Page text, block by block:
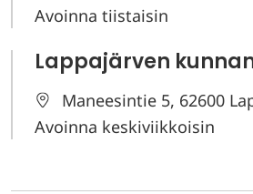
Avoinna tiistaisin
Lappajärven
Maneesintie 5, 62600
Avoinna keskiviikkoisin